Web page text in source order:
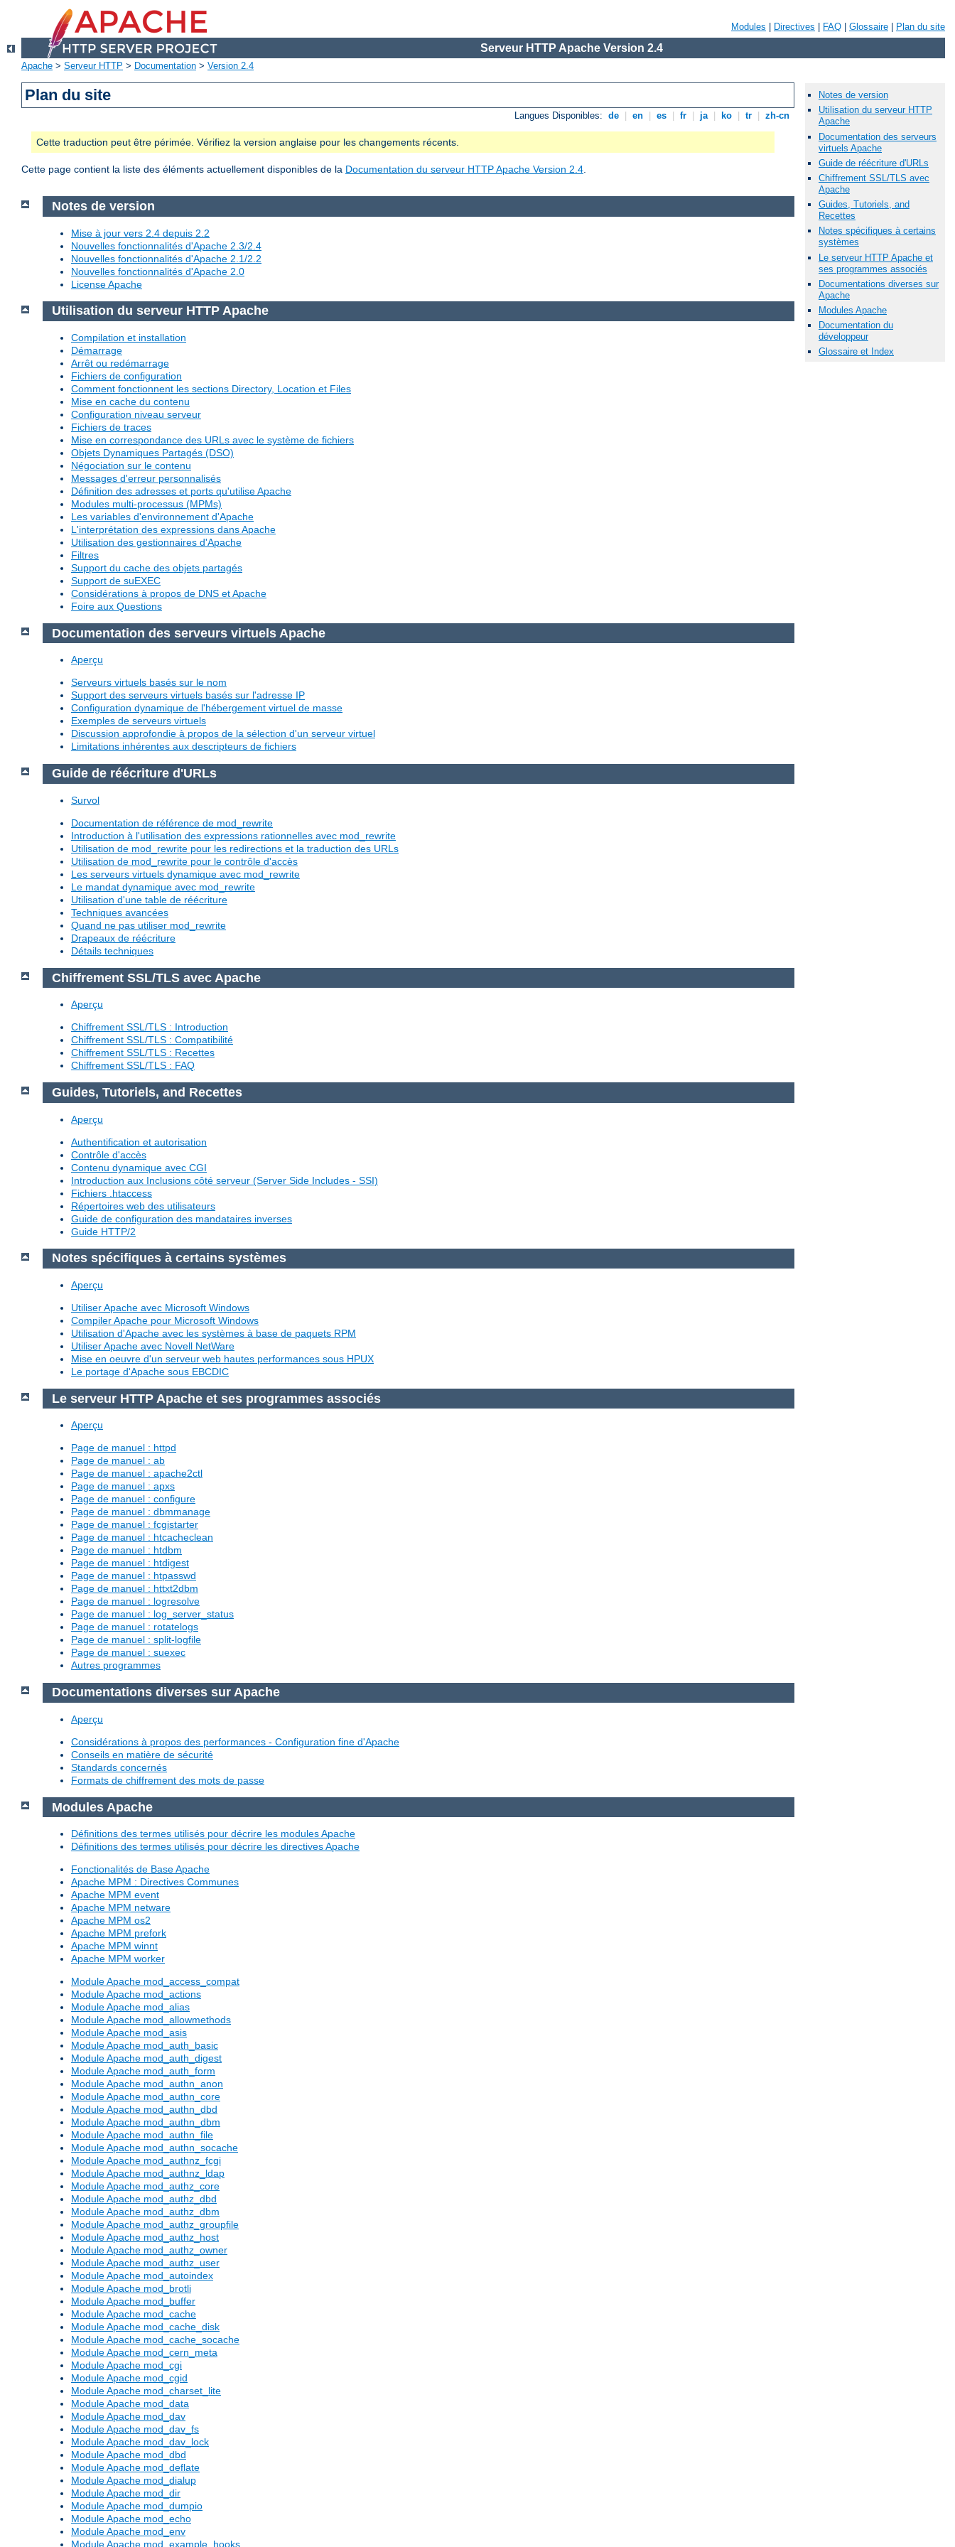
Modules Directives FAQ Glossaire Plan du site
Serveur HTTP Apache Version 2.4
Apache > Serveur HTTP > Documentation > Version 2.4
Plan du site
Langues Disponibles: de en es fr ja ko tr zh-cn
Cette traduction peut être périmée. Vérifiez la version anglaise pour les changements récents.
Cette page contient la liste des éléments actuellement disponibles de la Documentation du serveur HTTP Apache Version 2.4.
Notes de version
Utilisation du serveur HTTP
Apache
Documentation des serveurs
virtuels Apache
Guide de réécriture d'URLs
Chiffrement SSL/TLS avec
Apache
Guides, Tutoriels, and
Recettes
Notes spécifiques à certains
systèmes
Le serveur HTTP Apache et
ses programmes associés
Documentations diverses sur
Apache
Modules Apache
Documentation du
développeur
Glossaire et Index
Notes de version
Mise à jour vers 2.4 depuis 2.2
Nouvelles fonctionnalités d'Apache 2.3/2.4
Nouvelles fonctionnalités d'Apache 2.1/2.2
Nouvelles fonctionnalités d'Apache 2.0
License Apache
Utilisation du serveur HTTP Apache
Compilation et installation
Démarrage
Arrêt ou redémarrage
Fichiers de configuration
Comment fonctionnent les sections Directory, Location et Files
Mise en cache du contenu
Configuration niveau serveur
Fichiers de traces
Mise en correspondance des URLs avec le système de fichiers
Objets Dynamiques Partagés (DSO)
Négociation sur le contenu
Messages d'erreur personnalisés
Définition des adresses et ports qu'utilise Apache
Modules multi-processus (MPMs)
Les variables d'environnement d'Apache
L'interprétation des expressions dans Apache
Utilisation des gestionnaires d'Apache
Filtres
Support du cache des objets partagés
Support de suEXEC
Considérations à propos de DNS et Apache
Foire aux Questions
Documentation des serveurs virtuels Apache
Aperçu
Serveurs virtuels basés sur le nom
Support des serveurs virtuels basés sur l'adresse IP
Configuration dynamique de l'hébergement virtuel de masse
Exemples de serveurs virtuels
Discussion approfondie à propos de la sélection d'un serveur virtuel
Limitations inhérentes aux descripteurs de fichiers
Guide de réécriture d'URLs
Survol
Documentation de référence de mod_rewrite
Introduction à l'utilisation des expressions rationnelles avec mod_rewrite
Utilisation de mod_rewrite pour les redirections et la traduction des URLs
Utilisation de mod_rewrite pour le contrôle d'accès
Les serveurs virtuels dynamique avec mod_rewrite
Le mandat dynamique avec mod_rewrite
Utilisation d'une table de réécriture
Techniques avancées
Quand ne pas utiliser mod_rewrite
Drapeaux de réécriture
Détails techniques
Chiffrement SSL/TLS avec Apache
Aperçu
Chiffrement SSL/TLS : Introduction
Chiffrement SSL/TLS : Compatibilité
Chiffrement SSL/TLS : Recettes
Chiffrement SSL/TLS : FAQ
Guides, Tutoriels, and Recettes
Aperçu
Authentification et autorisation
Contrôle d'accès
Contenu dynamique avec CGI
Introduction aux Inclusions côté serveur (Server Side Includes - SSI)
Fichiers .htaccess
Répertoires web des utilisateurs
Guide de configuration des mandataires inverses
Guide HTTP/2
Notes spécifiques à certains systèmes
Aperçu
Utiliser Apache avec Microsoft Windows
Compiler Apache pour Microsoft Windows
Utilisation d'Apache avec les systèmes à base de paquets RPM
Utiliser Apache avec Novell NetWare
Mise en oeuvre d'un serveur web hautes performances sous HPUX
Le portage d'Apache sous EBCDIC
Le serveur HTTP Apache et ses programmes associés
Aperçu
Page de manuel : httpd
Page de manuel : ab
Page de manuel : apache2ctl
Page de manuel : apxs
Page de manuel : configure
Page de manuel : dbmmanage
Page de manuel : fcgistarter
Page de manuel : htcacheclean
Page de manuel : htdbm
Page de manuel : htdigest
Page de manuel : htpasswd
Page de manuel : httxt2dbm
Page de manuel : logresolve
Page de manuel : log_server_status
Page de manuel : rotatelogs
Page de manuel : split-logfile
Page de manuel : suexec
Autres programmes
Documentations diverses sur Apache
Aperçu
Considérations à propos des performances - Configuration fine d'Apache
Conseils en matière de sécurité
Standards concernés
Formats de chiffrement des mots de passe
Modules Apache
Définitions des termes utilisés pour décrire les modules Apache
Définitions des termes utilisés pour décrire les directives Apache
Fonctionalités de Base Apache
Apache MPM : Directives Communes
Apache MPM event
Apache MPM netware
Apache MPM os2
Apache MPM prefork
Apache MPM winnt
Apache MPM worker
Module Apache mod_access_compat
Module Apache mod_actions
Module Apache mod_alias
Module Apache mod_allowmethods
Module Apache mod_asis
Module Apache mod_auth_basic
Module Apache mod_auth_digest
Module Apache mod_auth_form
Module Apache mod_authn_anon
Module Apache mod_authn_core
Module Apache mod_authn_dbd
Module Apache mod_authn_dbm
Module Apache mod_authn_file
Module Apache mod_authn_socache
Module Apache mod_authnz_fcgi
Module Apache mod_authnz_ldap
Module Apache mod_authz_core
Module Apache mod_authz_dbd
Module Apache mod_authz_dbm
Module Apache mod_authz_groupfile
Module Apache mod_authz_host
Module Apache mod_authz_owner
Module Apache mod_authz_user
Module Apache mod_autoindex
Module Apache mod_brotli
Module Apache mod_buffer
Module Apache mod_cache
Module Apache mod_cache_disk
Module Apache mod_cache_socache
Module Apache mod_cern_meta
Module Apache mod_cgi
Module Apache mod_cgid
Module Apache mod_charset_lite
Module Apache mod_data
Module Apache mod_dav
Module Apache mod_dav_fs
Module Apache mod_dav_lock
Module Apache mod_dbd
Module Apache mod_deflate
Module Apache mod_dialup
Module Apache mod_dir
Module Apache mod_dumpio
Module Apache mod_echo
Module Apache mod_env
Module Apache mod_example_hooks